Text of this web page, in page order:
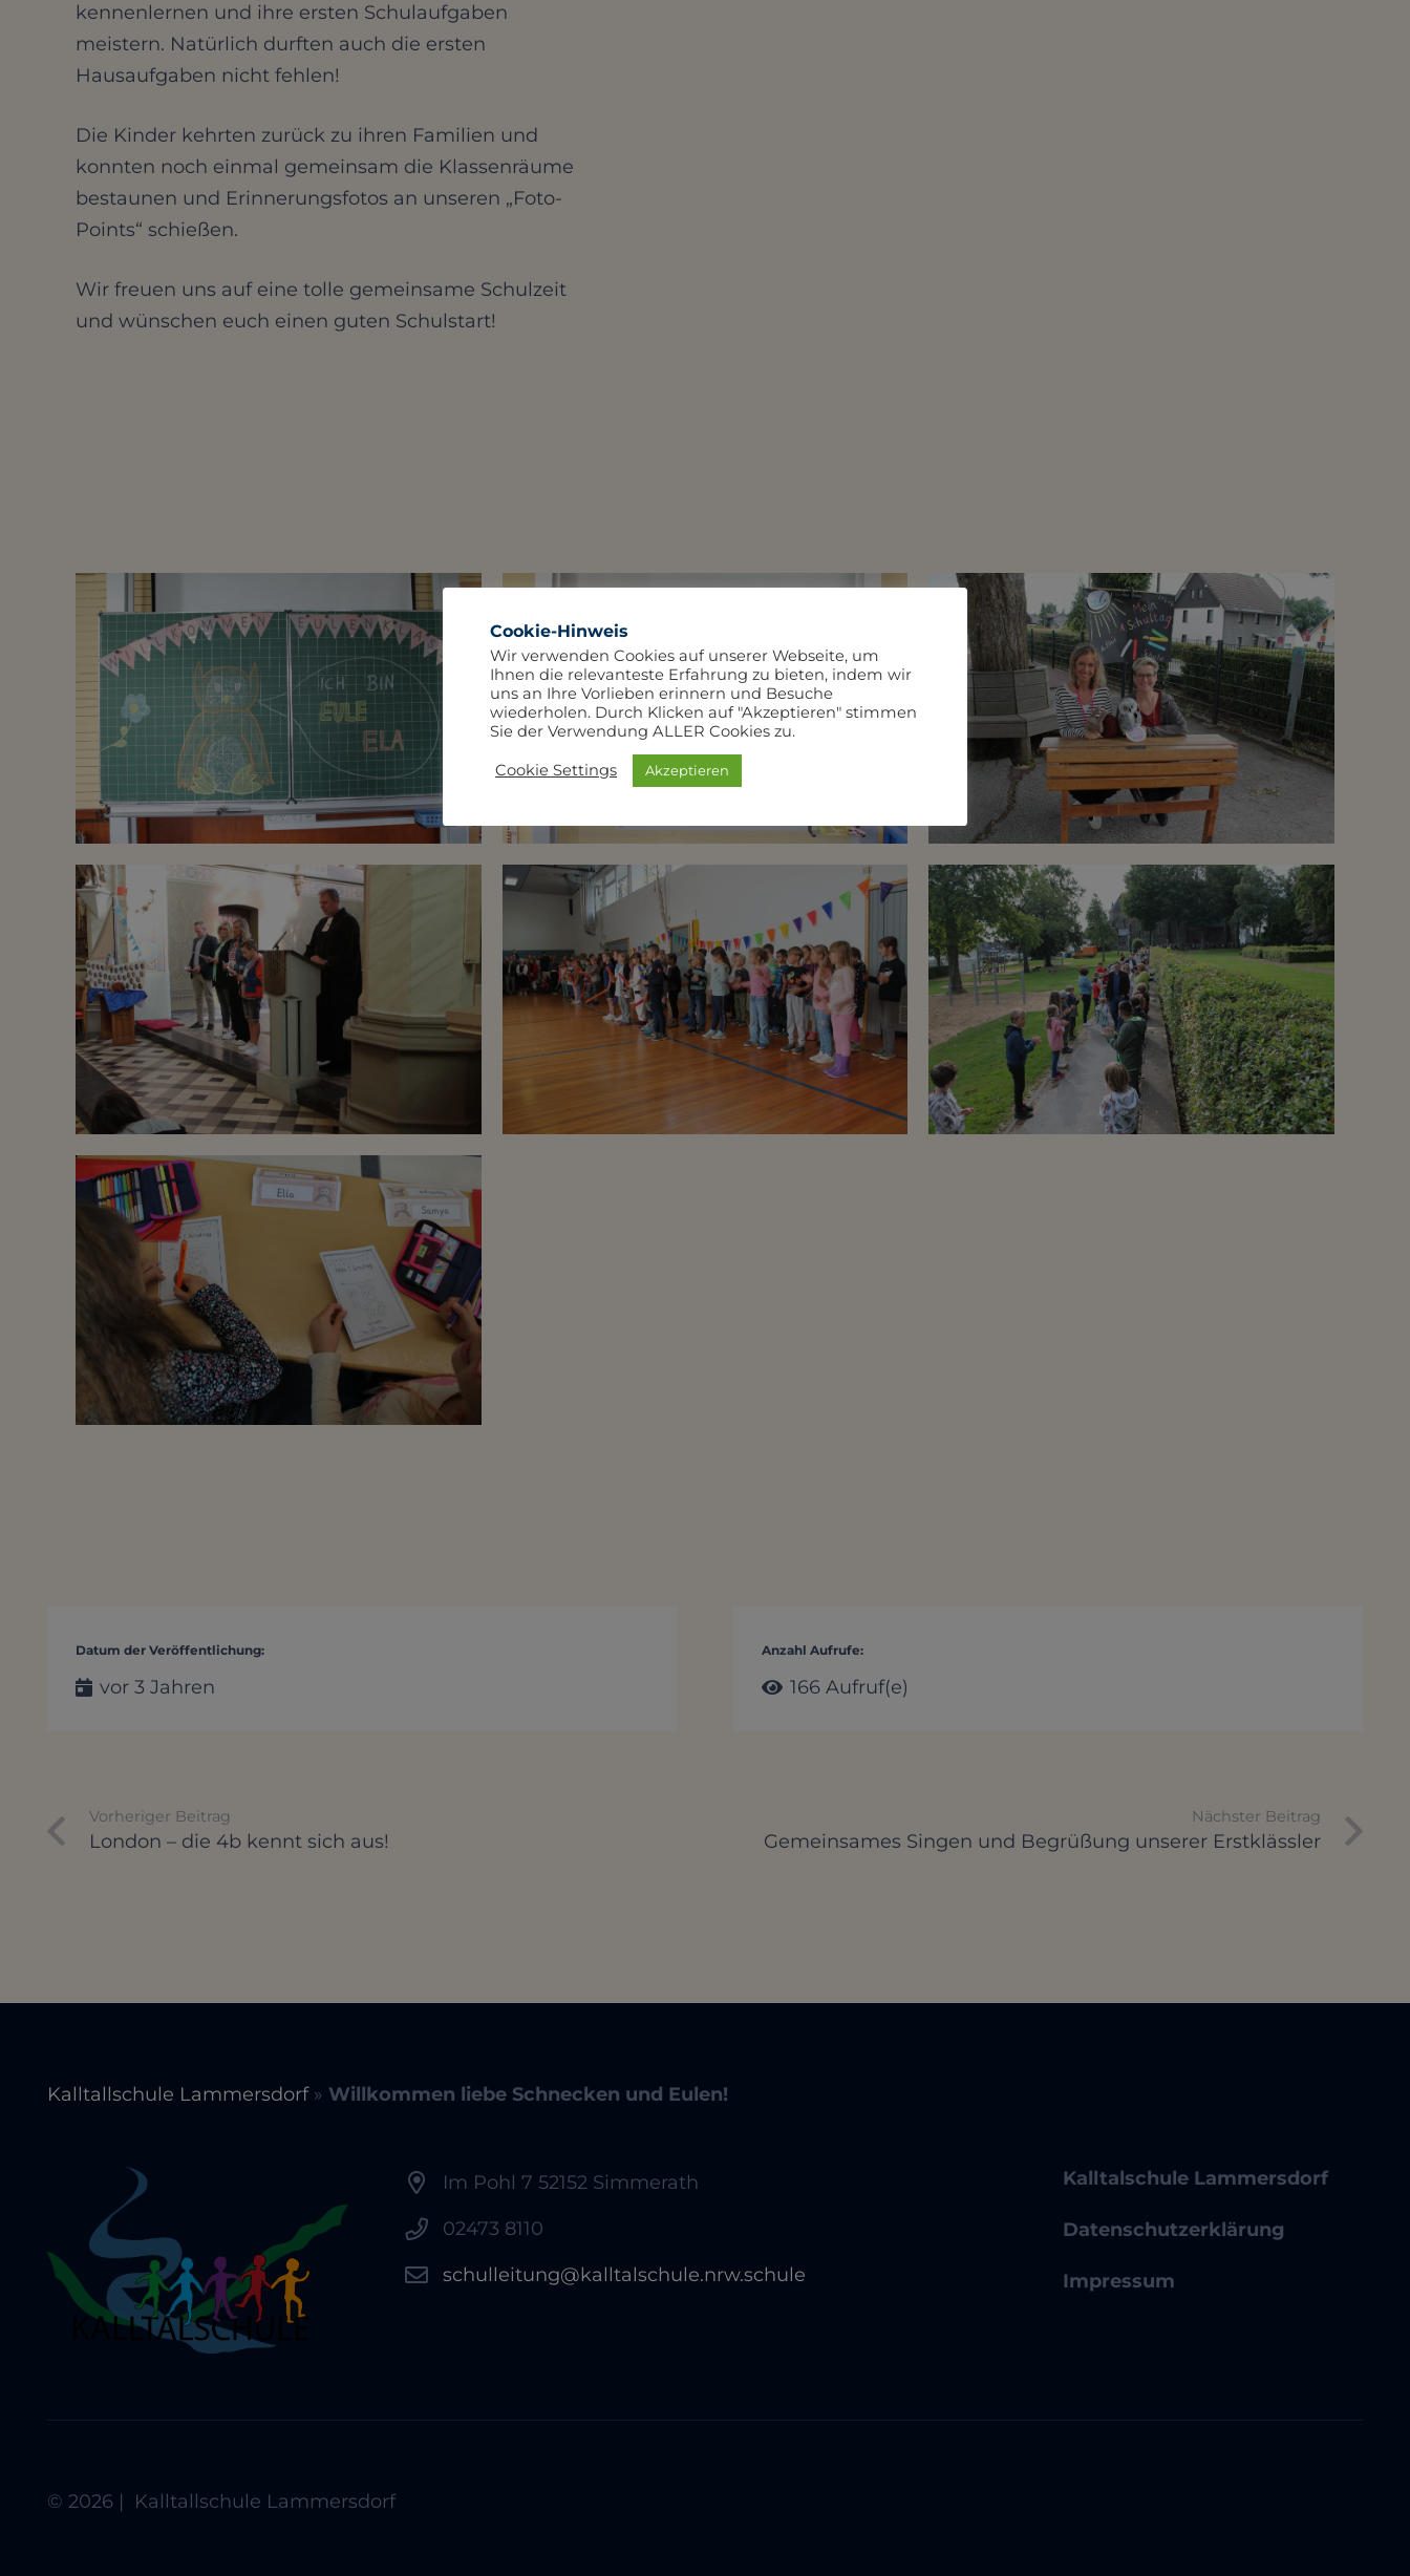
kennenlernen und ihre ersten Schulaufgaben
meistern. Natürlich durften auch die ersten
Hausaufgaben nicht fehlen!
Die Kinder kehrten zurück zu ihren Familien und
konnten noch einmal gemeinsam die Klassenräume
bestaunen und Erinnerungsfotos an unseren „Foto-
Points“ schießen.
Wir freuen uns auf eine tolle gemeinsame Schulzeit
und wünschen euch einen guten Schulstart!
Datum der Veröffentlichung:
vor 3 Jahren
Anzahl Aufrufe:
166 Aufruf(e)
Vorheriger Beitrag
London – die 4b kennt sich aus!
Nächster Beitrag
Gemeinsames Singen und Begrüßung unserer Erstklässler
Kalltallschule Lammersdorf» Willkommen liebe Schnecken und Eulen!
Im Pohl 7 52152 Simmerath
02473 8110
schulleitung@kalltalschule.nrw.schule
Kalltalschule Lammersdorf
Datenschutzerklärung
Impressum
© 2026 | Kalltallschule Lammersdorf
Cookie-Hinweis
Wir verwenden Cookies auf unserer Webseite, um
Ihnen die relevanteste Erfahrung zu bieten, indem wir
uns an Ihre Vorlieben erinnern und Besuche
wiederholen. Durch Klicken auf "Akzeptieren" stimmen
Sie der Verwendung ALLER Cookies zu.
Cookie Settings Akzeptieren